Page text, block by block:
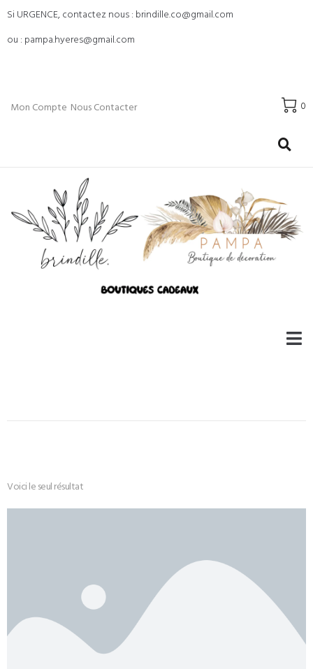
Si URGENCE, contactez nous : brindille.co@gmail.com
ou : pampa.hyeres@gmail.com
Mon Compte Nous Contacter 0
Voici le seul résultat